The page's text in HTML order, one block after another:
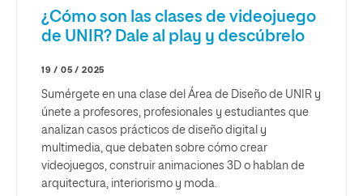
¿Cómo son las clases de videojuego
de UNIR? Dale al play y descúbrelo
19 / 05 / 2025
Sumérgete en una clase del Área de Diseño de UNIR y
únete a profesores, profesionales y estudiantes que
analizan casos prácticos de diseño digital y
multimedia, que debaten sobre cómo crear
videojuegos, construir animaciones 3D o hablan de
arquitectura, interiorismo y moda.